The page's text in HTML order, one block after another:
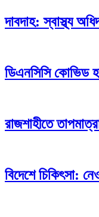
দাবদাহ: স্বাস্থ্য
ডিএনসিসি কোভিড
রাজশাহীতে
বিদেশে চিকিৎসা: